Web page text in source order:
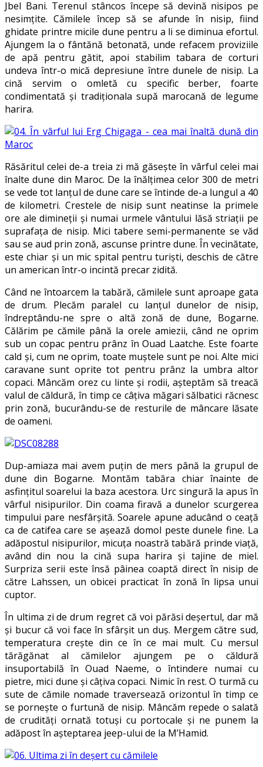
Jbel Bani. Terenul stâncos începe să devină nisipos pe
nesimţite. Cămilele încep să se afunde în nisip, fiind
ghidate printre micile dune pentru a li se diminua efortul.
Ajungem la o fântănă betonată, unde refacem proviziile
de apă pentru gătit, apoi stabilim tabara de corturi
undeva într-o mică depresiune între dunele de nisip. La
cină servim o omletă cu specific berber, foarte
condimentată şi tradiţionala supă marocană de legume
harira.
Răsăritul celei de-a treia zi mă găseşte în vârful celei mai
înalte dune din Maroc. De la înălţimea celor 300 de metri
se vede tot lanţul de dune care se întinde de-a lungul a 40
de kilometri. Crestele de nisip sunt neatinse la primele
ore ale dimineţii şi numai urmele vântului lăsă striaţii pe
suprafaţa de nisip. Mici tabere semi-permanente se văd
sau se aud prin zonă, ascunse printre dune. În vecinătate,
este chiar şi un mic spital pentru turişti, deschis de către
un american într-o incintă precar zidită.
Când ne întoarcem la tabără, cămilele sunt aproape gata
de drum. Plecăm paralel cu lanţul dunelor de nisip,
îndreptându-ne spre o altă zonă de dune, Bogarne.
Călărim pe cămile până la orele amiezii, când ne oprim
sub un copac pentru prânz în Ouad Laatche. Este foarte
cald şi, cum ne oprim, toate muştele sunt pe noi. Alte mici
caravane sunt oprite tot pentru prânz la umbra altor
copaci. Mâncăm orez cu linte şi rodii, aşteptăm să treacă
valul de căldură, în timp ce câţiva măgari sălbatici răcnesc
prin zonă, bucurându-se de resturile de mâncare lăsate
de oameni.
Dup-amiaza mai avem puţin de mers până la grupul de
dune din Bogarne. Montăm tabăra chiar înainte de
asfinţitul soarelui la baza acestora. Urc singură la apus în
vârful nisipurilor. Din coama firavă a dunelor scurgerea
timpului pare nesfârşită. Soarele apune aducând o ceaţă
ca de catifea care se aşează domol peste dunele fine. La
adăpostul nisipurilor, micuţa noastră tabără prinde viaţă,
având din nou la cină supa harira şi tajine de miel.
Surpriza serii este însă pâinea coaptă direct în nisip de
către Lahssen, un obicei practicat în zonă în lipsa unui
cuptor.
În ultima zi de drum regret că voi părăsi deşertul, dar mă
şi bucur că voi face în sfârşit un duş. Mergem către sud,
temperatura creşte din ce în ce mai mult. Cu mersul
tărăgănat al cămilelor ajungem pe o căldură
insuportabilă în Ouad Naeme, o întindere numai cu
pietre, mici dune şi câţiva copaci. Nimic în rest. O turmă cu
sute de cămile nomade traversează orizontul în timp ce
se porneşte o furtună de nisip. Mâncăm repede o salată
de crudităţi ornată totuşi cu portocale şi ne punem la
adăpost în aşteptarea jeep-ului de la M’Hamid.